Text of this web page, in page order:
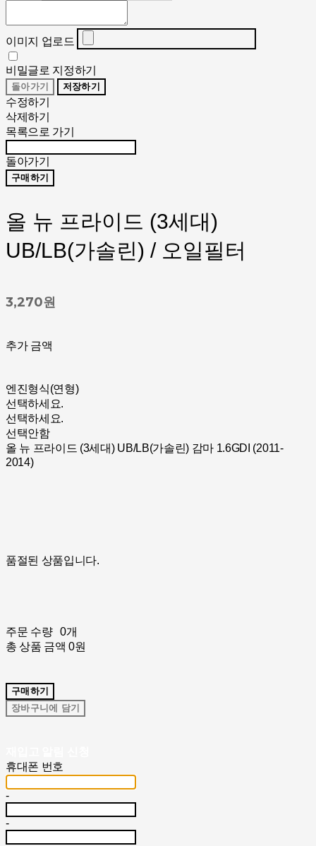
이미지 업로드
비밀글로 지정하기
돌아가기 저장하기
수정하기
삭제하기
목록으로 가기
돌아가기
구매하기
올 뉴 프라이드 (3세대)
UB/LB(가솔린) / 오일필터
3,270원
추가 금액
엔진형식(연형)
선택하세요.
선택하세요.
선택안함
올 뉴 프라이드 (3세대) UB/LB(가솔린) 감마 1.6GDI (2011-
2014)
품절된 상품입니다.
주문 수량
0개
총 상품 금액 0원
구매하기
장바구니에 담기
휴대폰 번호
-
-